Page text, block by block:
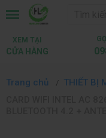
XEM TẠI
CỬA HÀNG
Trang chủ
THIẾT BỊ